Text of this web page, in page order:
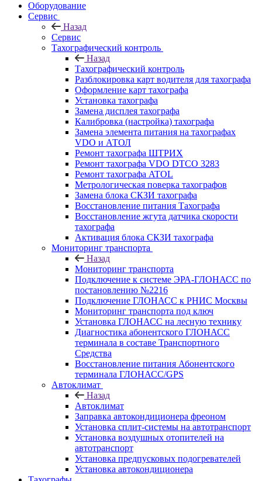
Оборудование
Сервис
Назад
Сервис
Тахографический контроль
Назад
Тахографический контроль
Разблокировка карт водителя для тахографа
Оформление карт тахографа
Установка тахографа
Замена дисплея тахографа
Калибровка (настройка) тахографа
Замена элемента питания на тахографах
VDO и АТОЛ
Ремонт тахографа ШТРИХ
Ремонт тахографа VDO DTCO 3283
Ремонт тахографа ATOL
Метрологическая поверка тахографов
Замена блока СКЗИ тахографа
Восстановление питания Тахографа
Восстановление жгута датчика скорости
тахографа
Активация блока СКЗИ тахографа
Мониторинг транспорта
Назад
Мониторинг транспорта
Подключение к системе ЭРА-ГЛОНАСС по
постановлению №2216
Подключение ГЛОНАСС к РНИС Москвы
Мониторинг транспорта под ключ
Установка ГЛОНАСС на лесную технику
Диагностика абонентского ГЛОНАСС
терминала в составе Транспортного
Средства
Восстановление питания Абонентского
терминала ГЛОНАСС/GPS
Автоклимат
Назад
Автоклимат
Заправка автокондиционера фреоном
Установка сплит-системы на автотранспорт
Установка воздушных отопителей на
автотранспорт
Установка предпусковых подогревателей
Установка автокондиционера